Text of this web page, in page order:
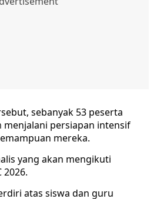
sebanyak 53 peserta
persiapan intensif
mereka.
yang akan mengikuti
2026.
atas siswa dan guru